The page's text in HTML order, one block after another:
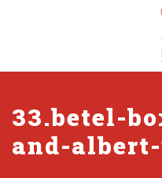
33.betel-
and-